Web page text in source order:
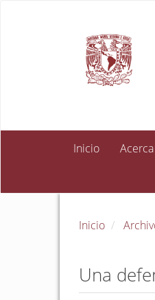
Inicio
Inicio
Una